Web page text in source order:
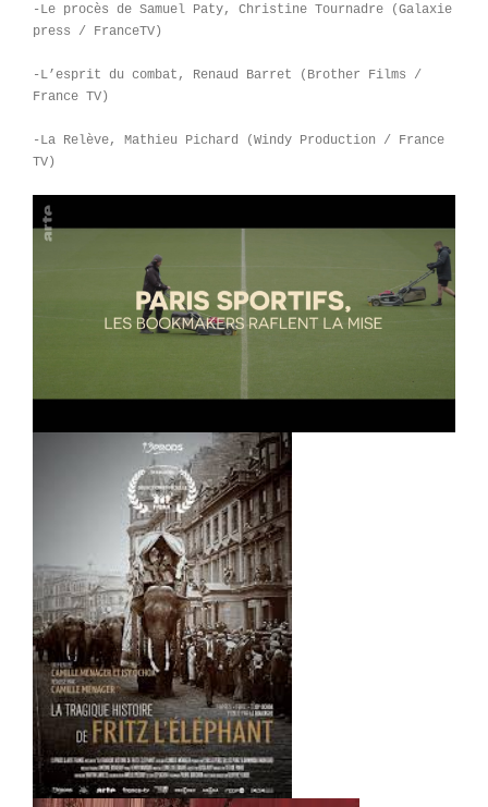
-Le procès de Samuel Paty, Christine Tournadre (Galaxie
press / FranceTV)
-L’esprit du combat, Renaud Barret (Brother Films /
France TV)
-La Relève, Mathieu Pichard (Windy Production / France
TV)